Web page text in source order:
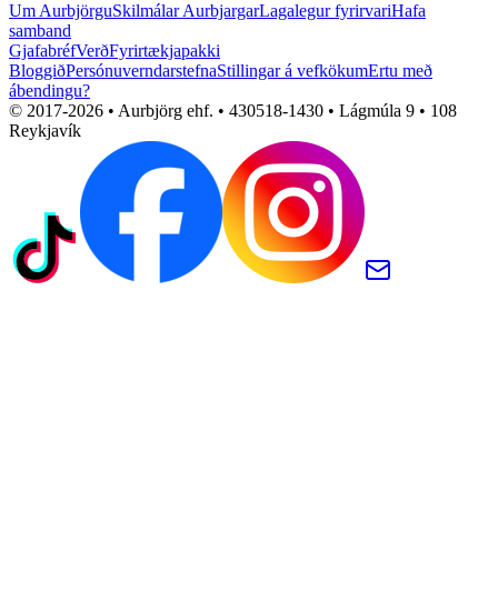
Um AurbjörguSkilmálar AurbjargarLagalegur fyrirvariHafa
samband
GjafabréfVerðFyrirtækjapakki
BloggiðPersónuverndarstefnaStillingar á vefkökumErtu með
ábendingu?
© 2017-2026 • Aurbjörg ehf. • 430518-1430 • Lágmúla 9 • 108
Reykjavík